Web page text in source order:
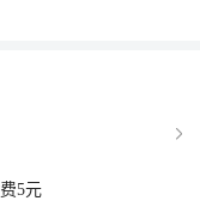
5元